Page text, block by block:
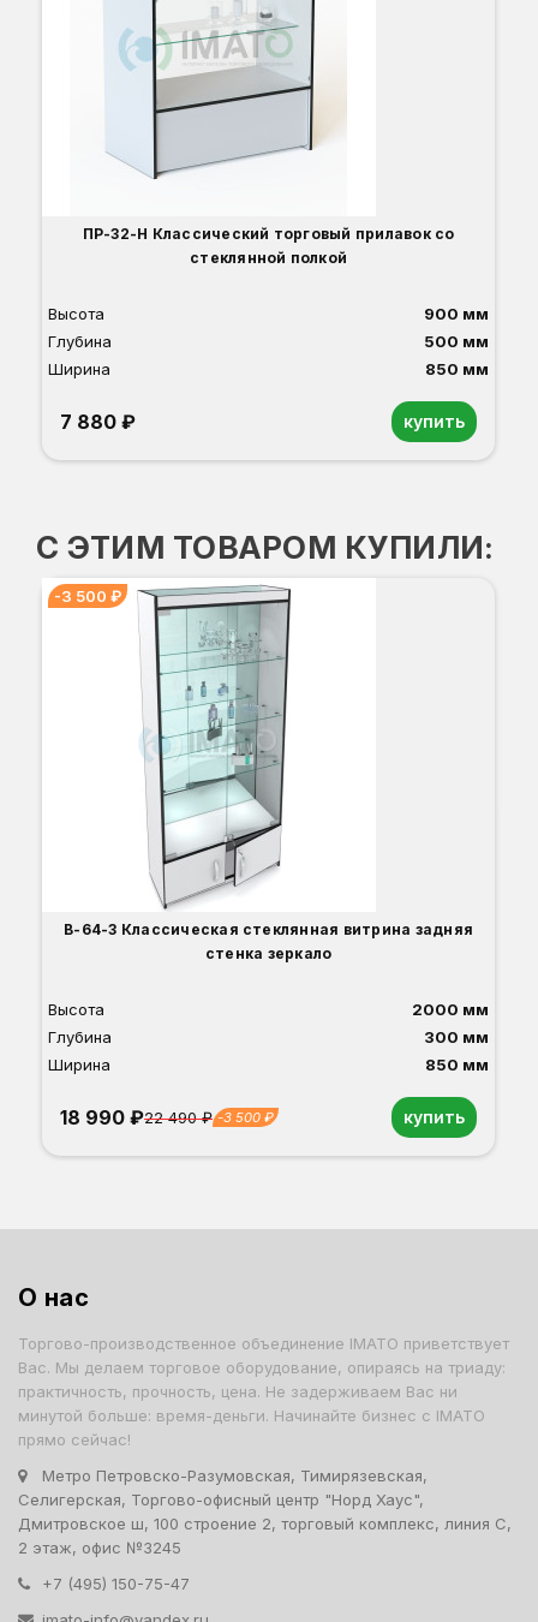
ПР-32-Н Классический торговый прилавок со
стеклянной полкой
Высота
900 мм
Глубина
500 мм
Ширина
850 мм
7 880 ₽ купить
С ЭТИМ ТОВАРОМ КУПИЛИ:
-3 500 ₽
В-64-З Классическая стеклянная витрина задняя
стенка зеркало
Высота
2000 мм
Глубина
300 мм
Ширина
850 мм
18 990 ₽22 490 ₽ -3 500 ₽ купить
О нас
Торгово-производственное объединение IMATO приветствует
Вас. Мы делаем торговое оборудование, опираясь на триаду:
практичность, прочность, цена. Не задерживаем Вас ни
минутой больше: время-деньги. Начинайте бизнес с IMATO
прямо сейчас!
Метро Петровско-Разумовская, Тимирязевская,
Селигерская, Торгово-офисный центр "Норд Хаус",
Дмитровское ш, 100 строение 2, торговый комплекс, линия С,
2 этаж, офис №3245
+7 (495) 150-75-47